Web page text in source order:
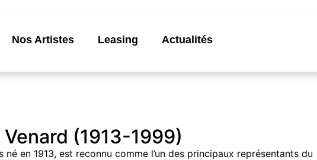
Nos Artistes Leasing Actualités
(1913-1999)
né en 1913, est reconnu comme l’un des principaux représentants du